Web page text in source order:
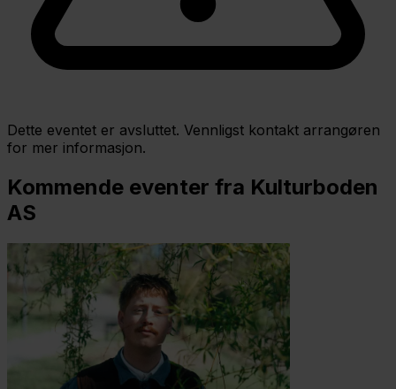
Dette eventet er avsluttet. Vennligst kontakt arrangøren
for mer informasjon.
Kommende eventer fra Kulturboden
AS